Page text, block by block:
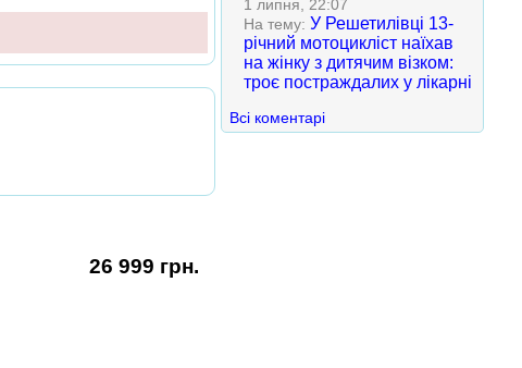
26 999 грн.
1 липня, 22:07
На тему: У Решетилівці 13-
річний мотоцикліст наїхав
на жінку з дитячим візком:
троє постраждалих у лікарні
Всі коментарі